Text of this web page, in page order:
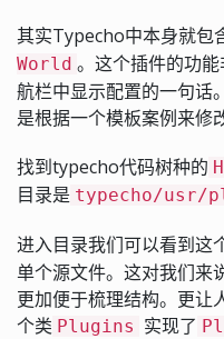
其实Typecho中本身就包
World 。这个插件的功
航栏中显示配置的一句话
是根据一个模板案例来修
找到typecho代码树种的
目录是 typecho/usr/
进入目录我们可以看到这
单个源文件。这对我们来
更加便于梳理结构。更让
个类 Plugins 实现了